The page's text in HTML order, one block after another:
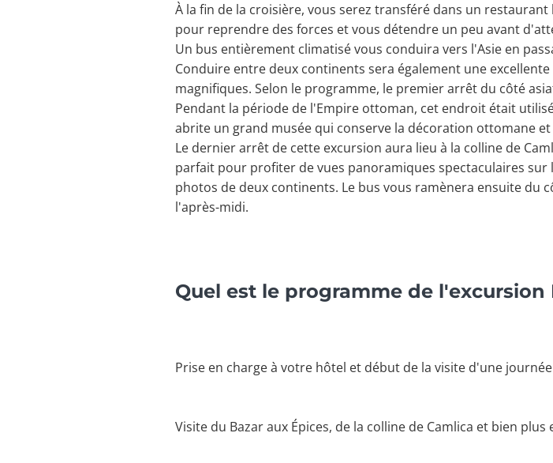
À la fin de la croisière, vous serez transféré dans un
pour reprendre des forces et vous détendre un peu avant
Un bus entièrement climatisé vous conduira vers l'Asie en
Conduire entre deux continents sera également une
magnifiques. Selon le programme, le premier arrêt du côté
Pendant la période de l'Empire ottoman, cet endroit était
abrite un grand musée qui conserve la décoration ottomane
Le dernier arrêt de cette excursion aura lieu à la colline de
parfait pour profiter de vues panoramiques spectaculaires sur
photos de deux continents. Le bus vous ramènera ensuite du
l'après-midi.
Quel est le programme de
Prise en charge à votre hôtel et début de la visite d'une
Visite du Bazar aux Épices, de la colline de Camlica et bien plus